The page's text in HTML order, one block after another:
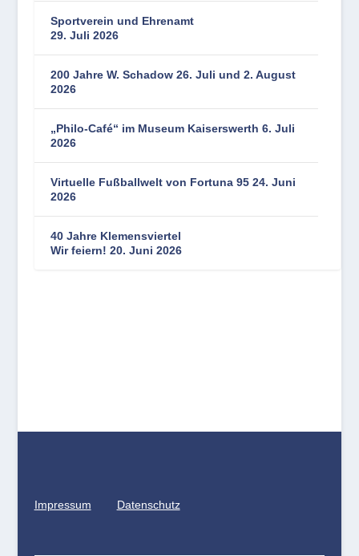
Sportverein und Ehrenamt
29. Juli 2026
200 Jahre W. Schadow 26. Juli und 2. August
2026
„Philo-Café“ im Museum Kaiserswerth 6. Juli
2026
Virtuelle Fußballwelt von Fortuna 95 24. Juni
2026
40 Jahre Klemensviertel
Wir feiern! 20. Juni 2026
Impressum Datenschutz